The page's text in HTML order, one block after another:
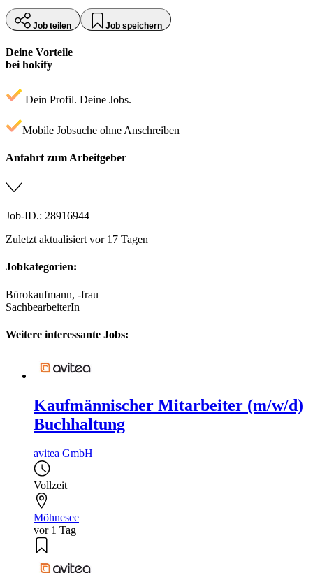
Job teilen Job speichern
Deine Vorteile
bei hokify
Dein Profil. Deine Jobs.
Mobile Jobsuche ohne Anschreiben
Anfahrt zum Arbeitgeber
Job-ID.: 28916944
Zuletzt aktualisiert vor 17 Tagen
Jobkategorien:
Bürokaufmann, -frau
SachbearbeiterIn
Weitere interessante Jobs:
Kaufmännischer Mitarbeiter (m/w/d)
Buchhaltung
avitea GmbH
Vollzeit
Möhnesee
vor 1 Tag